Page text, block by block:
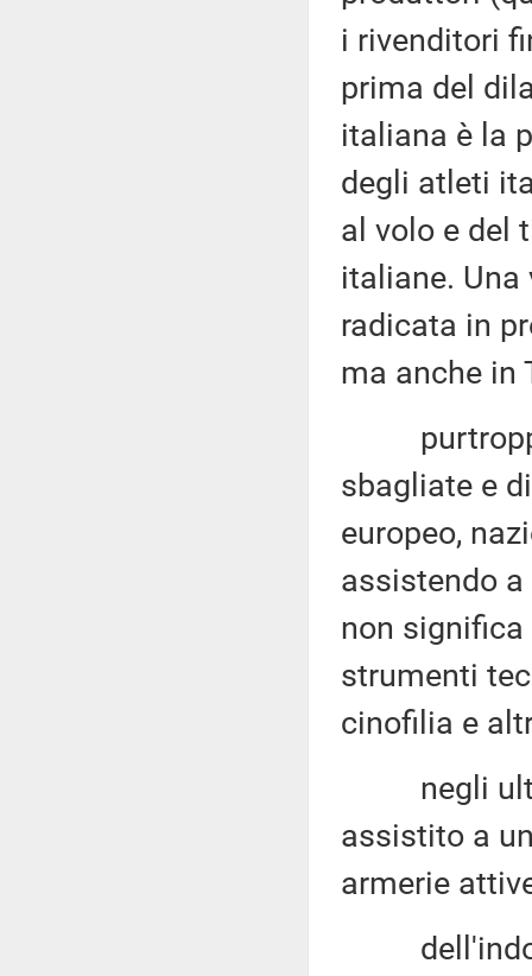
i rivenditori
prima del
italiana è la
degli atleti
al volo e del
italiane. Una
radicata in
ma anche in
purtroppo,
sbagliate e
europeo,
assistendo
non
strumenti
cinofilia e
negli
assistito a
armerie